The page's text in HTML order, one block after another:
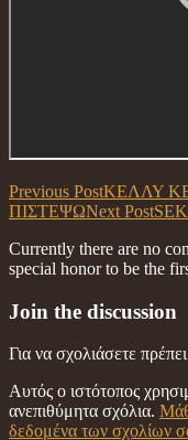
Previous PostΚΕΛΛΥ
ΠΙΣΤΕΨΩNext Post
Currently there are no
special honor to be the
Join the discussion
Για να σχολιάσετε
Αυτός ο ιστότοπος
ανεπιθύμητα σχόλια.
δεδομένα των σχολίων